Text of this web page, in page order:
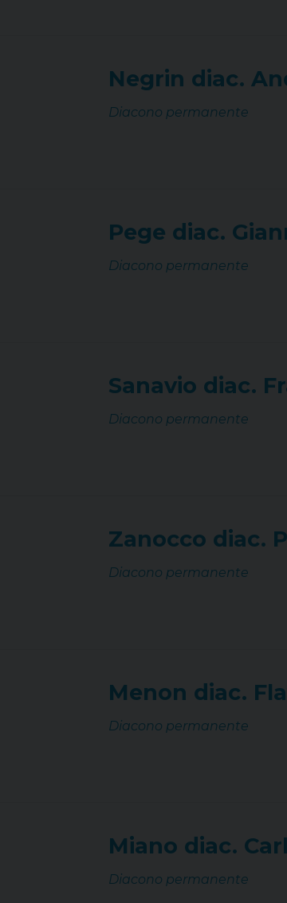
Negrin diac.
Diacono permanente
Pege diac.
Diacono permanente
Sanavio diac.
Diacono permanente
Zanocco diac.
Diacono permanente
Menon diac.
Diacono permanente
Miano diac.
Diacono permanente